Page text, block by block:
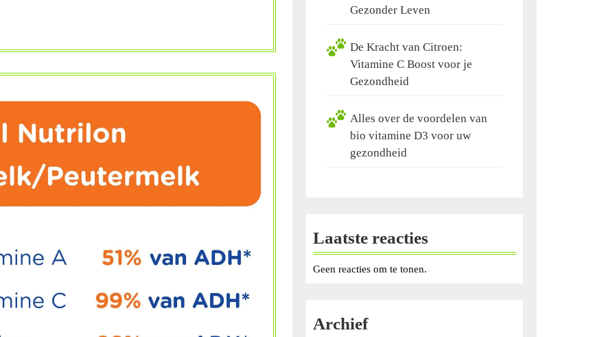
Gezonder Leven
De Kracht van Citroen:
Vitamine C Boost voor je
Gezondheid
Alles over de voordelen van
bio vitamine D3 voor uw
gezondheid
Laatste reacties
Geen reacties om te tonen.
Archief